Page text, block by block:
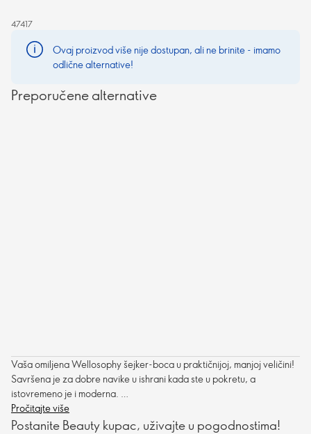
47417
Ovaj proizvod više nije dostupan, ali ne brinite - imamo
odlične alternative!
Preporučene alternative
Vaša omiljena Wellosophy šejker-boca u praktičnijoj, manjoj veličini!
Savršena je za dobre navike u ishrani kada ste u pokretu, a
istovremeno je i moderna.
Kapacitet: 600 ml.
Pročitajte više
Postanite Beauty kupac, uživajte u pogodnostima!